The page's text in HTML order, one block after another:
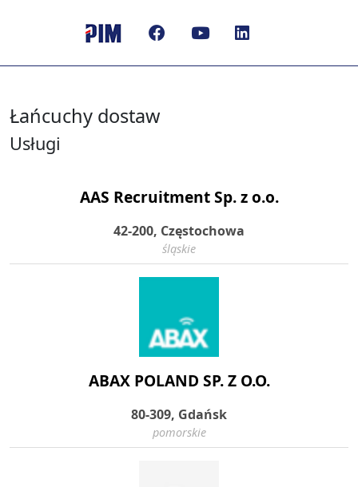
Łańcuchy dostaw
Usługi
AAS Recruitment Sp. z o.o.
42-200, Częstochowa
śląskie
ABAX POLAND SP. Z O.O.
80-309, Gdańsk
pomorskie